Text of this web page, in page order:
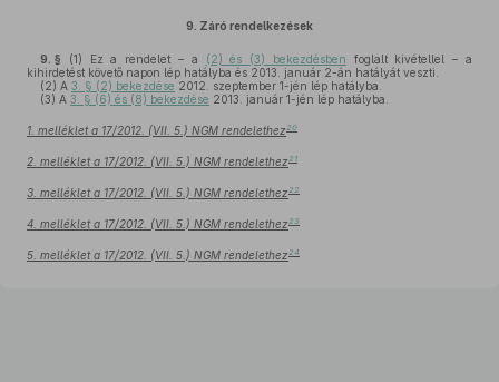
9. Záró rendelkezések
9. § (1) Ez a rendelet – a (2) és (3) bekezdésben foglalt kivétellel – a
kihirdetést követő napon lép hatályba és 2013. január 2-án hatályát veszti.
(2) A 3. § (2) bekezdése 2012. szeptember 1-jén lép hatályba.
(3) A 3. § (6) és (8) bekezdése 2013. január 1-jén lép hatályba.
1. melléklet a 17/2012. (VII. 5.) NGM rendelethez 20
2. melléklet a 17/2012. (VII. 5.) NGM rendelethez 21
3. melléklet a 17/2012. (VII. 5.) NGM rendelethez 22
4. melléklet a 17/2012. (VII. 5.) NGM rendelethez 23
5. melléklet a 17/2012. (VII. 5.) NGM rendelethez 24